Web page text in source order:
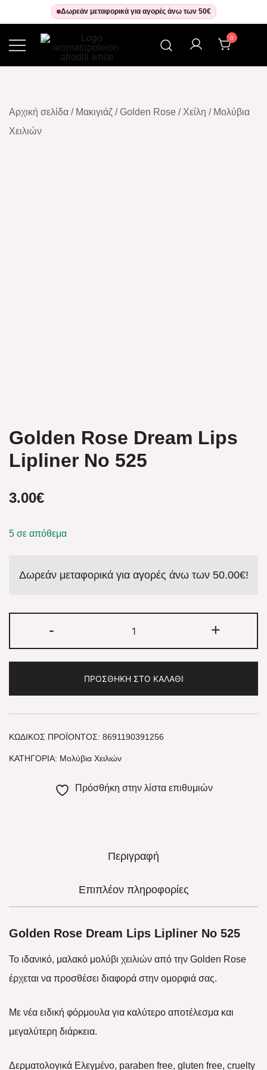
Δωρεάν μεταφορικά για αγορές άνω των 50€
0
Αρχική σελίδα / Μακιγιάζ /Golden Rose / Χείλη / Μολύβια
Χειλιών
Golden Rose Dream Lips
Lipliner No 525
3.00€
5 σε απόθεμα
Δωρεάν μεταφορικά για αγορές άνω των 50.00€!
- +
ΠΡΟΣΘΉΚΗ ΣΤΟ ΚΑΛΆΘΙ
ΚΩΔΙΚΌΣ ΠΡΟΪΌΝΤΟΣ: 8691190391256
ΚΑΤΗΓΟΡΊΑ: Μολύβια Χειλιών
Πρόσθήκη στην λίστα επιθυμιών
Περιγραφή
Επιπλέον πληροφορίες
Golden Rose Dream Lips Lipliner No 525
Το ιδανικό, μαλακό μολύβι χειλιών από την Golden Rose
έρχεται να προσθέσει διαφορά στην ομορφιά σας.
Με νέα ειδική φόρμουλα για καλύτερο αποτέλεσμα και
μεγαλύτερη διάρκεια.
Δερματολογικά Ελεγμένο, paraben free, gluten free, cruelty